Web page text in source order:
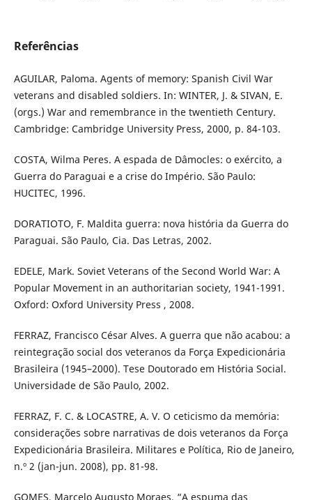
Referências
AGUILAR, Paloma. Agents of memory: Spanish Civil War
veterans and disabled soldiers. In: WINTER, J. & SIVAN, E.
(orgs.) War and remembrance in the twentieth Century.
Cambridge: Cambridge University Press, 2000, p. 84-103.
COSTA, Wilma Peres. A espada de Dâmocles: o exército, a
Guerra do Paraguai e a crise do Império. São Paulo:
HUCITEC, 1996.
DORATIOTO, F. Maldita guerra: nova história da Guerra do
Paraguai. São Paulo, Cia. Das Letras, 2002.
EDELE, Mark. Soviet Veterans of the Second World War: A
Popular Movement in an authoritarian society, 1941-1991.
Oxford: Oxford University Press , 2008.
FERRAZ, Francisco César Alves. A guerra que não acabou: a
reintegração social dos veteranos da Força Expedicionária
Brasileira (1945–2000). Tese Doutorado em História Social.
Universidade de São Paulo, 2002.
FERRAZ, F. C. & LOCASTRE, A. V. O ceticismo da memória:
considerações sobre narrativas de dois veteranos da Força
Expedicionária Brasileira. Militares e Política, Rio de Janeiro,
n.º 2 (jan-jun. 2008), pp. 81-98.
GOMES, Marcelo Augusto Moraes. “A espuma das